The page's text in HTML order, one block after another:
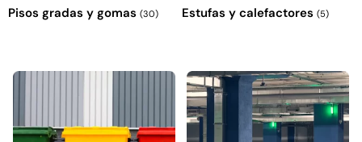
Pisos gradas y gomas (30) Estufas y calefactores (5)